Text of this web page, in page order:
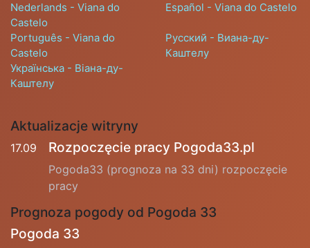
Nederlands - Viana do
Castelo
Español - Viana do Castelo
Português - Viana do
Castelo
Русский - Виана-ду-
Каштелу
Українська - Віана-ду-
Каштелу
Aktualizacje witryny
17.09 Rozpoczęcie pracy Pogoda33.pl
Pogoda33 (prognoza na 33 dni) rozpoczęcie
pracy
Prognoza pogody od Pogoda 33
Pogoda 33